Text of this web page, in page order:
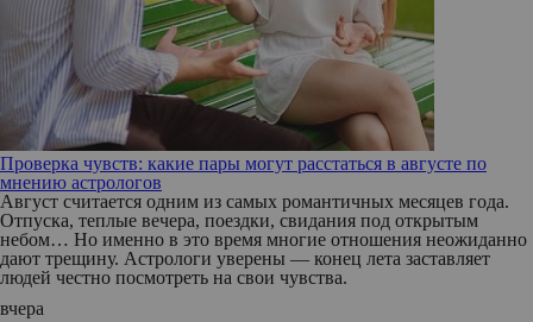
Проверка чувств: какие пары могут расстаться в августе по
мнению астрологов
Август считается одним из самых романтичных месяцев года.
Отпуска, теплые вечера, поездки, свидания под открытым
небом… Но именно в это время многие отношения неожиданно
дают трещину. Астрологи уверены — конец лета заставляет
людей честно посмотреть на свои чувства.
вчера